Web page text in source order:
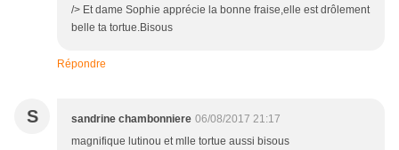
/> Et dame Sophie apprécie la bonne fraise,elle est drôlement
belle ta tortue.Bisous
Répondre
S sandrine chambonniere 06/08/2017 21:17
magnifique lutinou et mlle tortue aussi bisous